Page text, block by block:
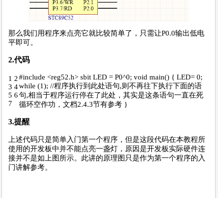
那么我们用程序来点亮它就比较简单了，只需让P0.0输出低电
平即可。
2.代码
1 2
3 4
5 6
7
#include <reg52.h> sbit LED = P0^0; void main() { LED= 0;
while (1); //程序执行到此处语句,则不再往下执行下面的语
句,相当于程序运行停在了此处，其实是这条语句一直在死
循环空作功，文档2.4.3节有参考 }
3.提醒
上述代码只是简单入门第一个程序，但是这段代码在本教程所
使用的开发板中并不能点亮一盏灯，原因是开发板实际硬件连
接并不是如上图所示。此讲的原理图只是作为第一个程序的入
门讲解参考。